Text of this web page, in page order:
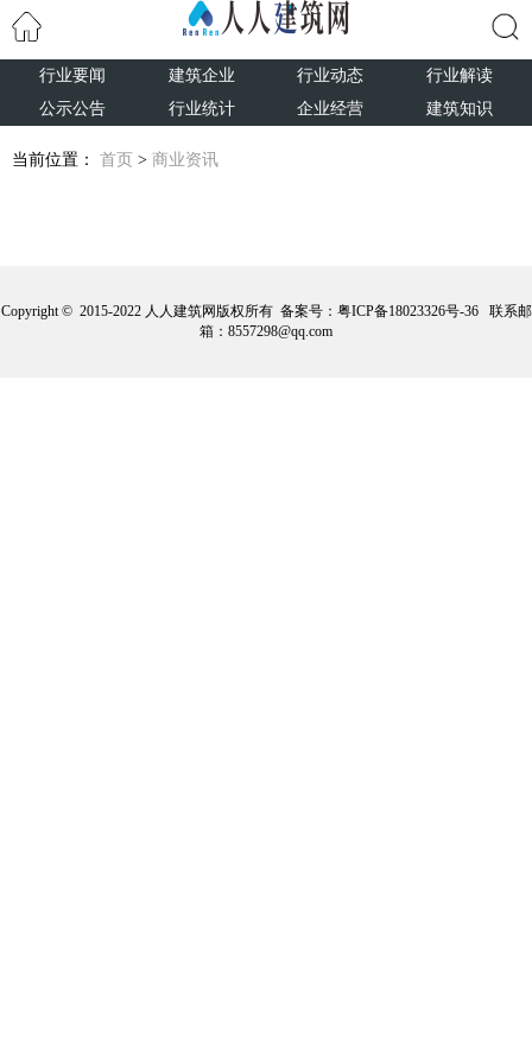
行业要闻 建筑企业 行业动态
行业解读
公示公告
行业统计 企业经营 建筑知识
当前位置： 首页 > 商业资讯
Copyright © 2015-2022 人人建筑网版权所有 备案号： 粤ICP备18023326号-36联系邮
箱：8557298@qq.com